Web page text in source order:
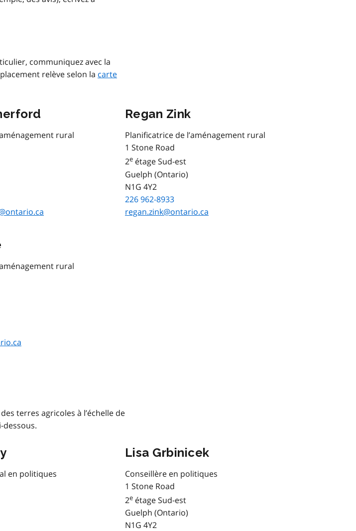
communiquez avec la
relève selon la carte
rural
Regan Zink
Planificatrice de l’aménagement rural
1 Stone Road
2eétage Sud-est
Guelph (Ontario)
N1G 4Y2
226 962-8933
regan.zink@ontario.ca
rural
terres agricoles à l’échelle de
dessous.
en politiques
Lisa Grbinicek
Conseillère en politiques
1 Stone Road
2eétage Sud-est
Guelph (Ontario)
N1G 4Y2